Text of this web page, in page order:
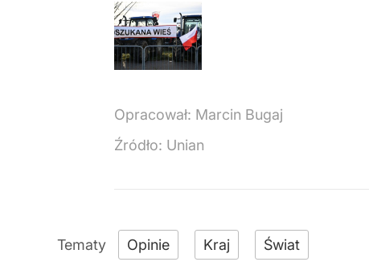
Opracował: Marcin Bugaj
Źródło: Unian
Opinie Kraj Świat